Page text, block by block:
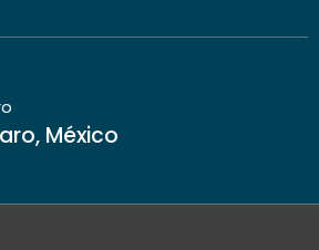
México